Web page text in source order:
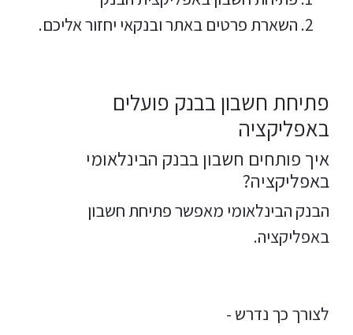
השארת פרטים באתר ובנקאי יחזור אליכם.
פתיחת חשבון בבנק פועלים
באפליקציה
איך פותחים חשבון בבנק הבינלאומי
באפליקציה?
הבנק הבינלאומי מאפשר פתיחת חשבון
באפליקציה.
לצורך כך נדרש -